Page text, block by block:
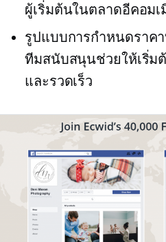
ผู้เริ่มต้นในตลาดอีคอมเ
รูปแบบการกำหนดราคา
ทีมสนับสนุนช่วยให้เริ่ม
และรวดเร็ว